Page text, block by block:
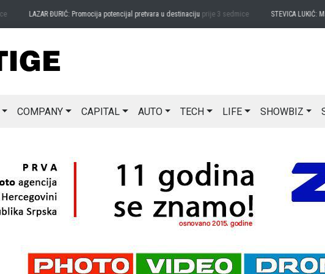
LAZAR ĐURIĆ: Promocija potencijal pretvara u destinacijuprije 3 sedmice STEVICA LUKIĆ:
COMPANY CAPITAL AUTO TECH LIFE SHOWBIZ